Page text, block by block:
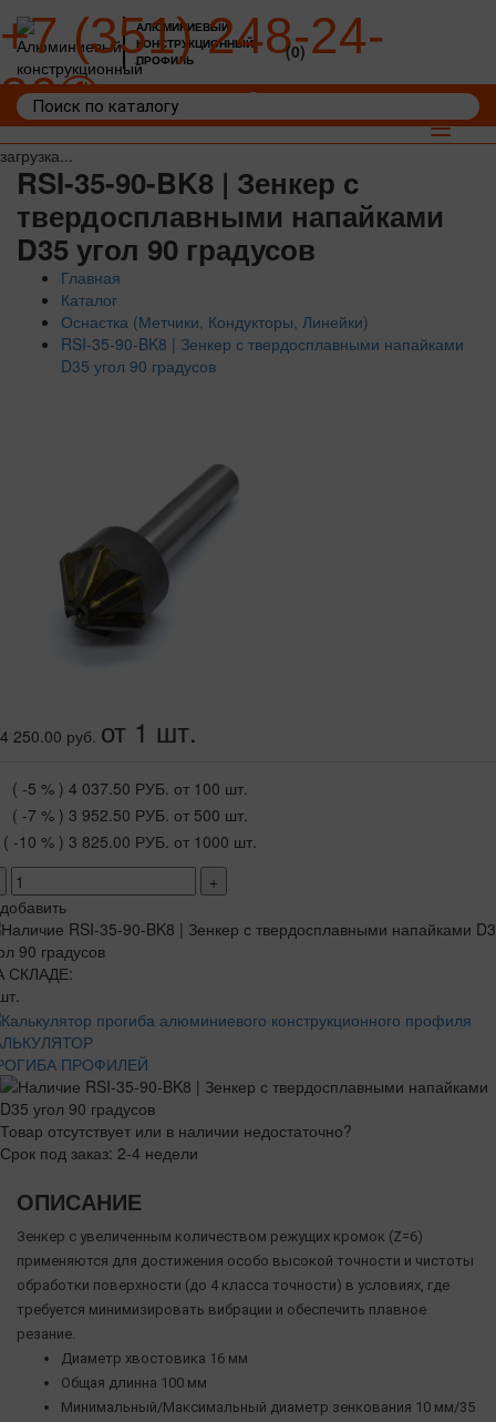
загрузка...
АЛЮМИНИЕВЫЙ
КОНСТРУКЦИОННЫЙ
ПРОФИЛЬ
+7 (351) 248-24-
36
(0)
Toggle
RSI-35-90-BK8 | Зенкер с
твердосплавными напайками
D35 угол 90 градусов
Главная
Каталог
Оснастка (Метчики, Кондукторы, Линейки)
RSI-35-90-BK8 | Зенкер с твердосплавными напайками
D35 угол 90 градусов
4 250.00 руб. от 1 шт.
( -5 % ) 4 037.50 РУБ. от 100 шт.
( -7 % ) 3 952.50 РУБ. от 500 шт.
( -10 % ) 3 825.00 РУБ. от 1000 шт.
+
добавить
СКЛАДЕ:
ПРОФИЛЕЙ
Товар отсутствует или в наличии недостаточно?
Срок под заказ: 2-4 недели
ОПИСАНИЕ
Зенкер с увеличенным количеством режущих кромок (Z=6)
применяются для достижения особо высокой точности и чистоты
обработки поверхности (до 4 класса точности) в условиях, где
требуется минимизировать вибрации и обеспечить плавное
резание.
Диаметр хвостовика 16 мм
Общая длинна 100 мм
Минимальный/Максимальный диаметр зенкования 10 мм/35